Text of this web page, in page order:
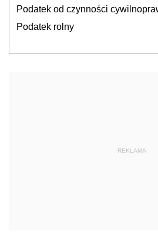
Podatek od czynności
Podatek rolny
REKLAMA